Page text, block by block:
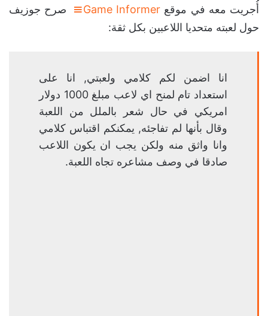
أُجريت معه في موقع Game Informer
صرح جوزيف
حول لعبته متحديا اللاعبين بكل ثقة:
انا اضمن لكم كلامي ولعبتي, انا على
استعداد تام لمنح اي لاعب مبلغ 1000 دولار
امريكي في حال شعر بالملل من اللعبة
وقال بأنها لم تفاجئه, يمكنكم اقتباس كلامي
وانا واثق منه ولكن يجب ان يكون اللاعب
صادقا في وصف مشاعره تجاه اللعبة.